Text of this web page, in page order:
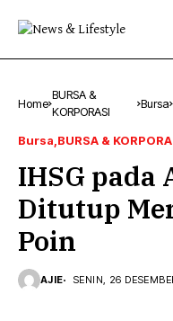
Home
BURSA &
KORPORASI
Bursa
Bursa BURSA &
IHSG pada
Ditutup
Poin
AJIE SENIN, 26